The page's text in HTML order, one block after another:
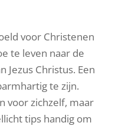
voor Christenen
te leven naar de
Jezus Christus. Een
te zijn.
voor zichzelf, maar
tips handig om